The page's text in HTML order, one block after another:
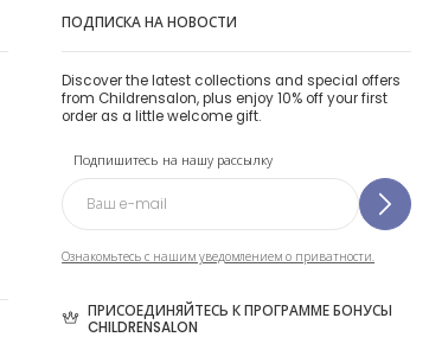
ПОДПИСКА НА НОВОСТИ
Discover the latest collections and special offers
from Childrensalon, plus enjoy 10% off your first
order as a little welcome gift.
Подпишитесь на нашу рассылку
Ознакомьтесь с нашим уведомлением о приватности.
ПРИСОЕДИНЯЙТЕСЬ К ПРОГРАММЕ БОНУСЫ
CHILDRENSALON